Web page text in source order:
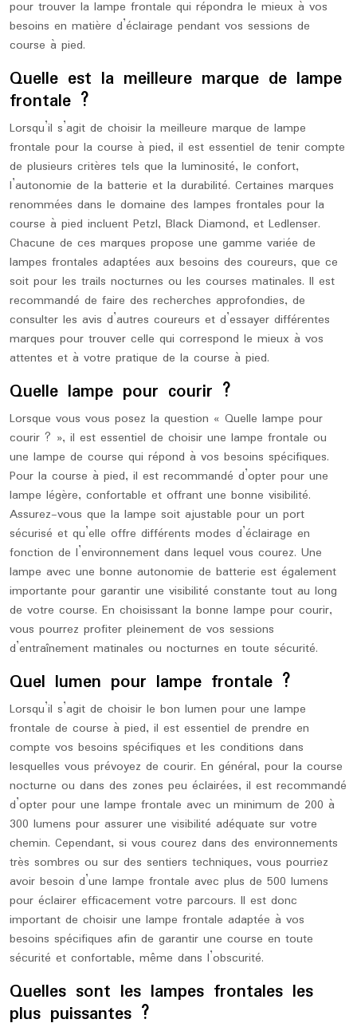
pour trouver la lampe frontale qui répondra le mieux à vos
besoins en matière d’éclairage pendant vos sessions de
course à pied.
Quelle est la meilleure marque de lampe
frontale ?
Lorsqu’il s’agit de choisir la meilleure marque de lampe
frontale pour la course à pied, il est essentiel de tenir compte
de plusieurs critères tels que la luminosité, le confort,
l’autonomie de la batterie et la durabilité. Certaines marques
renommées dans le domaine des lampes frontales pour la
course à pied incluent Petzl, Black Diamond, et Ledlenser.
Chacune de ces marques propose une gamme variée de
lampes frontales adaptées aux besoins des coureurs, que ce
soit pour les trails nocturnes ou les courses matinales. Il est
recommandé de faire des recherches approfondies, de
consulter les avis d’autres coureurs et d’essayer différentes
marques pour trouver celle qui correspond le mieux à vos
attentes et à votre pratique de la course à pied.
Quelle lampe pour courir ?
Lorsque vous vous posez la question « Quelle lampe pour
courir ? », il est essentiel de choisir une lampe frontale ou
une lampe de course qui répond à vos besoins spécifiques.
Pour la course à pied, il est recommandé d’opter pour une
lampe légère, confortable et offrant une bonne visibilité.
Assurez-vous que la lampe soit ajustable pour un port
sécurisé et qu’elle offre différents modes d’éclairage en
fonction de l’environnement dans lequel vous courez. Une
lampe avec une bonne autonomie de batterie est également
importante pour garantir une visibilité constante tout au long
de votre course. En choisissant la bonne lampe pour courir,
vous pourrez profiter pleinement de vos sessions
d’entraînement matinales ou nocturnes en toute sécurité.
Quel lumen pour lampe frontale ?
Lorsqu’il s’agit de choisir le bon lumen pour une lampe
frontale de course à pied, il est essentiel de prendre en
compte vos besoins spécifiques et les conditions dans
lesquelles vous prévoyez de courir. En général, pour la course
nocturne ou dans des zones peu éclairées, il est recommandé
d’opter pour une lampe frontale avec un minimum de 200 à
300 lumens pour assurer une visibilité adéquate sur votre
chemin. Cependant, si vous courez dans des environnements
très sombres ou sur des sentiers techniques, vous pourriez
avoir besoin d’une lampe frontale avec plus de 500 lumens
pour éclairer efficacement votre parcours. Il est donc
important de choisir une lampe frontale adaptée à vos
besoins spécifiques afin de garantir une course en toute
sécurité et confortable, même dans l’obscurité.
Quelles sont les lampes frontales les
plus puissantes ?